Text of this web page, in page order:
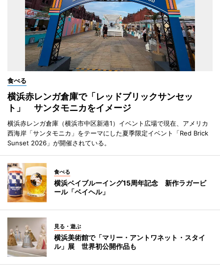
食べる
横浜赤レンガ倉庫で「レッドブリックサンセッ
ト」 サンタモニカをイメージ
横浜赤レンガ倉庫（横浜市中区新港1）イベント広場で現在、アメリカ
西海岸「サンタモニカ」をテーマにした夏季限定イベント「Red Brick
Sunset 2026」が開催されている。
食べる
横浜ベイブルーイング15周年記念 新作ラガービ
ール「ベイヘル」
見る・遊ぶ
横浜美術館で「マリー・アントワネット・スタイ
ル」展 世界初公開作品も